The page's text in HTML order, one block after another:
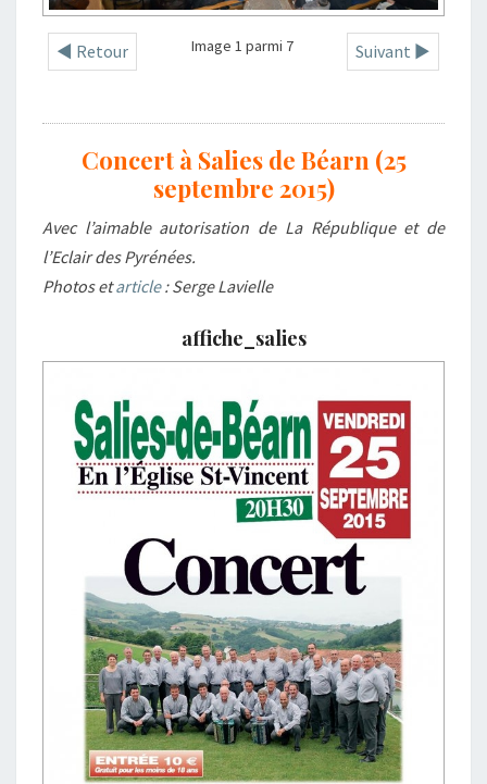
◄ Retour Suivant ►
Image 1 parmi 7
Concert à Salies de Béarn (25
septembre 2015)
Avec l’aimable autorisation de La République et de
l’Eclair des Pyrénées.
Photos etarticle: Serge Lavielle
affiche_salies